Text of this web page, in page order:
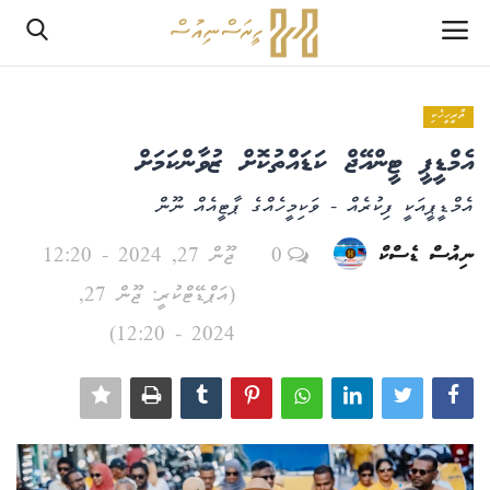
ހޯމް
ރިޕޯޓް
އެޑިޓޯރިއަލް
ތާރީހީހެކި
އެމްޑީޕީ ޓީންއޭޖް ކަޑައްތުކޮށް ޒުވާންކަމަށް
އެމްޑީޕީއަކީ ފިކުރެއް - ވަކިމީހެއްގެ ޕާޓީއެއް ނޫން
ނިއުސް ޑެސްކް
ޖޫން 27, 2024 - 12:20
(އަޕްޑޭޓްކުރީ: ޖޫން 27,
2024 - 12:20)
0